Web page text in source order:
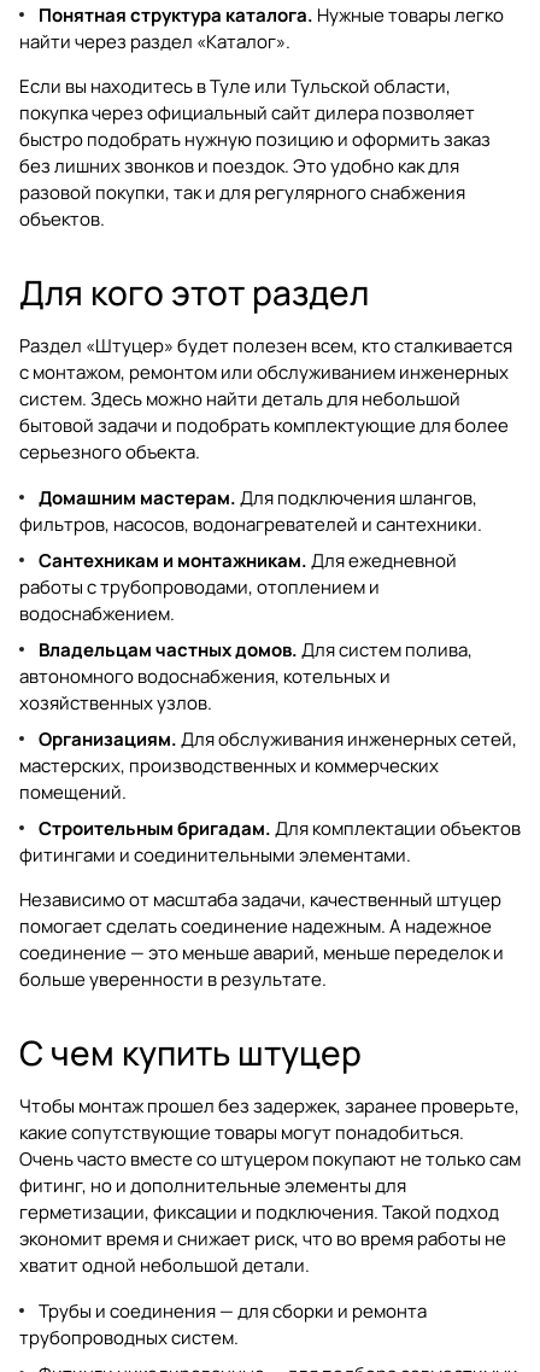
Понятная структура каталога. Нужные товары легко
найти через раздел «Каталог».
Если вы находитесь в Туле или Тульской области,
покупка черезофициальный сайт дилерапозволяет
быстро подобрать нужную позицию и оформить заказ
без лишних звонков и поездок. Это удобно как для
разовой покупки, так и для регулярного снабжения
объектов.
Для кого этот раздел
Раздел «Штуцер» будет полезен всем, кто сталкивается
с монтажом, ремонтом или обслуживанием инженерных
систем. Здесь можно найти деталь для небольшой
бытовой задачи и подобрать комплектующие для более
серьезного объекта.
Домашним мастерам.Для подключения шлангов,
фильтров, насосов, водонагревателей и сантехники.
Сантехникам и монтажникам.Для ежедневной
работы с трубопроводами, отоплением и
водоснабжением.
Владельцам частных домов.Для систем полива,
автономного водоснабжения, котельных и
хозяйственных узлов.
Организациям.Для обслуживания инженерных сетей,
мастерских, производственных и коммерческих
помещений.
Строительным бригадам.Для комплектации объектов
фитингами и соединительными элементами.
Независимо от масштаба задачи, качественный штуцер
помогает сделать соединение надежным. А надежное
соединение — это меньше аварий, меньше переделок и
больше уверенности в результате.
С чем купить штуцер
Чтобы монтаж прошел без задержек, заранее проверьте,
какие сопутствующие товары могут понадобиться.
Очень часто вместе со штуцером покупают не только сам
фитинг, но и дополнительные элементы для
герметизации, фиксации и подключения. Такой подход
экономит время и снижает риск, что во время работы не
хватит одной небольшой детали.
Трубы и соединения— для сборки и ремонта
трубопроводных систем.